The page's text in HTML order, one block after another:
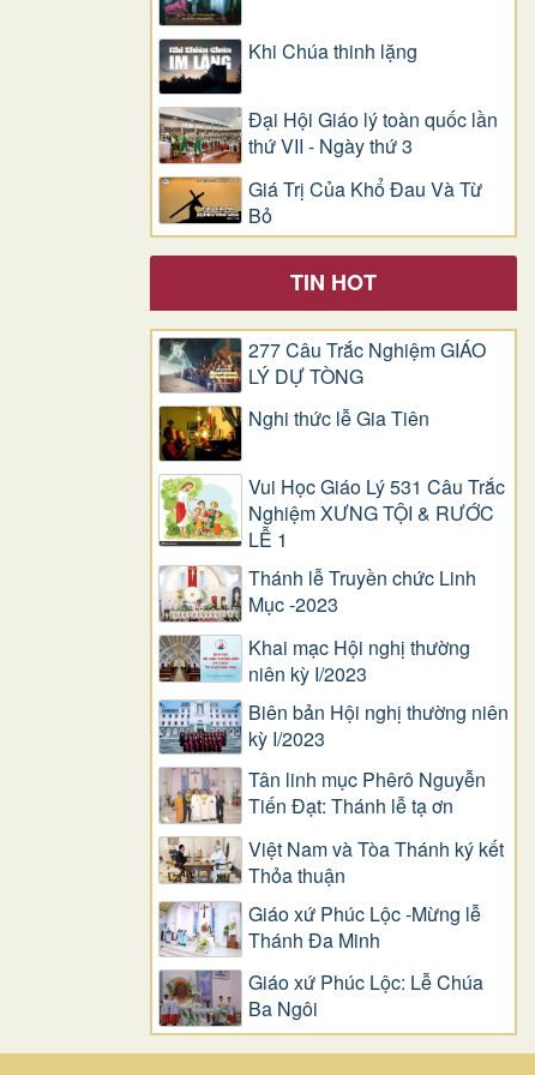
Khi Chúa thinh lặng
Đại Hội Giáo lý toàn quốc lần
thứ VII - Ngày thứ 3
Giá Trị Của Khổ Ðau Và Từ
Bỏ
TIN HOT
277 Câu Trắc Nghiệm GIÁO
LÝ DỰ TÒNG
Nghi thức lễ Gia Tiên
Vui Học Giáo Lý 531 Câu Trắc
Nghiệm XƯNG TỘI & RƯỚC
LỄ 1
Thánh lễ Truyền chức Linh
Mục -2023
Khai mạc Hội nghị thường
niên kỳ I/2023
Biên bản Hội nghị thường niên
kỳ I/2023
Tân linh mục Phêrô Nguyễn
Tiến Đạt: Thánh lễ tạ ơn
Việt Nam và Tòa Thánh ký kết
Thỏa thuận
Giáo xứ Phúc Lộc -Mừng lễ
Thánh Đa Minh
Giáo xứ Phúc Lộc: Lễ Chúa
Ba Ngôi